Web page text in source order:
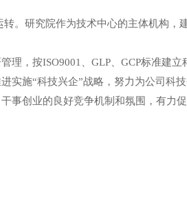
。研究院作为技术中心的主体机构，
，按ISO9001、GLP、GCP标准建立
实施“科技兴企”战略，努力为公司科
事创业的良好竞争机制和氛围，有力